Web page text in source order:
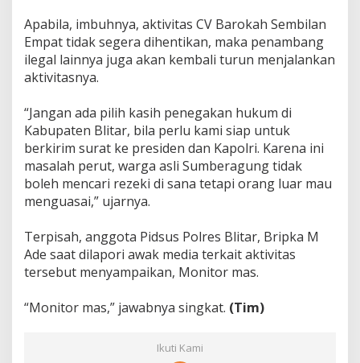
a
s
i
h
t
a
p
B
e
r
o
p
r
a
i
Apabila, imbuhnya, aktivitas CV Barokah Sembilan
Empat tidak segera dihentikan, maka penambang
ilegal lainnya juga akan kembali turun menjalankan
aktivitasnya.
“Jangan ada pilih kasih penegakan hukum di
Kabupaten Blitar, bila perlu kami siap untuk
berkirim surat ke presiden dan Kapolri. Karena ini
masalah perut, warga asli Sumberagung tidak
boleh mencari rezeki di sana tetapi orang luar mau
menguasai,” ujarnya.
Terpisah, anggota Pidsus Polres Blitar, Bripka M
Ade saat dilapori awak media terkait aktivitas
tersebut menyampaikan, Monitor mas.
“Monitor mas,” jawabnya singkat. (Tim)
Ikuti Kami